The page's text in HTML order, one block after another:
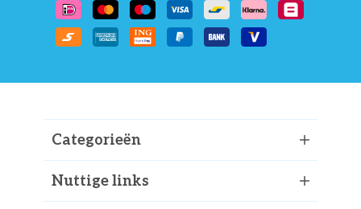
Categorieën
Nuttige links